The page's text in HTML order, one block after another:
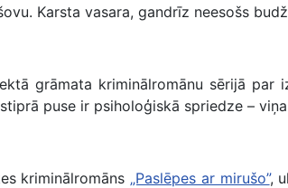
Karsta vasara, gandrīz neesošs
grāmata kriminālromānu sērijā par
puse ir psiholoģiskā spriedze –
kriminālromāns „Paslēpes ar mirušo”,